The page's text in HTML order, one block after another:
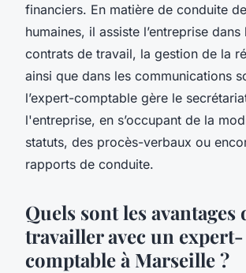
financiers. En matière de conduite
humaines, il assiste l’entreprise
contrats de travail, la gestion de la
ainsi que dans les communications
l’expert-comptable gère le
l'entreprise, en s’occupant de la
statuts, des procès-verbaux ou
rapports de conduite.
Quels sont les avantages
travailler avec un expert-
comptable à Marseille ?